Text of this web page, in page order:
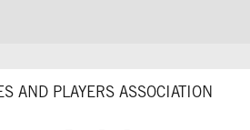
AND PLAYERS ASSOCIATION